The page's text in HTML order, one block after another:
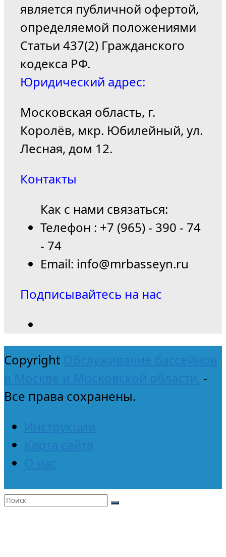
является публичной офертой,
определяемой положениями
Статьи 437(2) Гражданского
кодекса РФ.
Юридический адрес:
Московская область, г.
Королёв, мкр. Юбилейный, ул.
Лесная, дом 12.
Контакты
Как с нами связаться:
Телефон : +7 (965) - 390 - 74
- 74
Email: info@mrbasseyn.ru
Подписывайтесь на нас
Copyright Обслуживание бассейнов
в Москве и Московской области. -
Все права сохранены.
Инструкции
Карта сайта
О нас